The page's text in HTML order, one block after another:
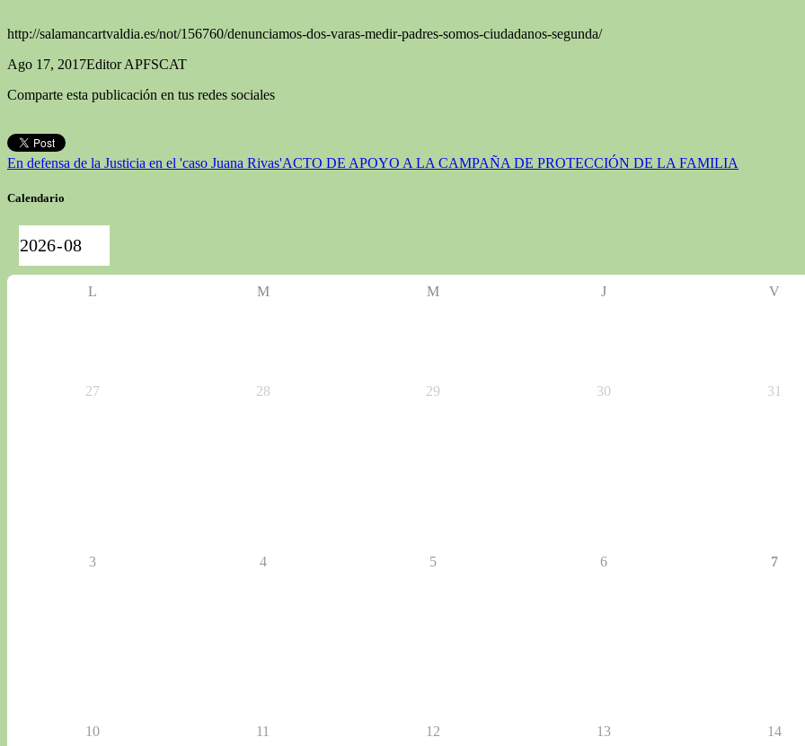
http://salamancartvaldia.es/not/156760/denunciamos-dos-varas-medir-padres-somos-ciudadanos-segunda/
Ago 17, 2017Editor APFSCAT
Comparte esta publicación en tus redes sociales
En defensa de la Justicia en el 'caso Juana Rivas'ACTO DE APOYO A LA CAMPAÑA DE PROTECCIÓN DE LA FAMILIA
Calendario
L M M J V
27 28 29 30 31
3 4 5 6 7
10 11 12 13 14